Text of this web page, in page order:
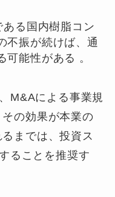
ある国内樹脂コン
不振が続けば、通
可能性がある 。
M&Aによる事業規
の効果が本業の
までは、投資ス
ることを推奨す